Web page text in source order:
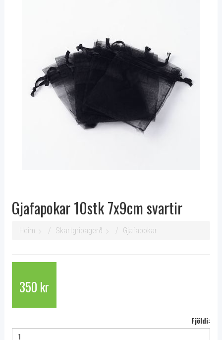
Gjafapokar 10stk 7x9cm svartir
Heim Skartgripagerð Gjafapokar
350 kr
Fjöldi: